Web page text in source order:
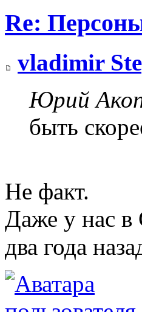
Re:
vladimir
Юрий
быть
Не факт.
Даже у нас в
два года